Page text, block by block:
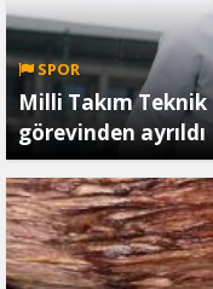
SPOR
Milli Takım
görevinden ayrıldı